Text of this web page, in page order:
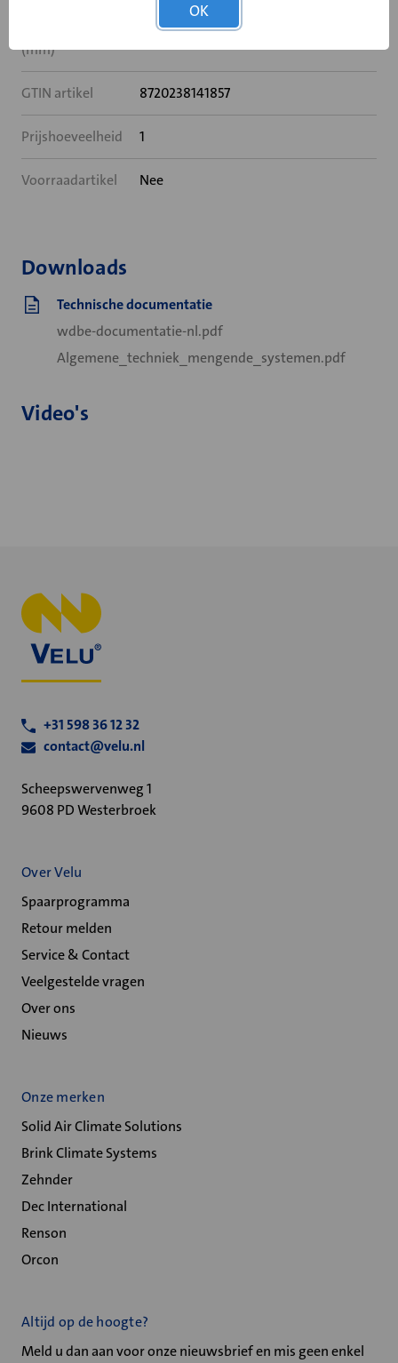
(mm)
GTIN artikel 8720238141857
Prijshoeveelheid 1
Voorraadartikel Nee
Downloads
Technische documentatie
wdbe-documentatie-nl.pdf
Algemene_techniek_mengende_systemen.pdf
Video's
+31 598 36 12 32
contact@velu.nl
Scheepswervenweg 1
9608 PD Westerbroek
Over Velu
Spaarprogramma
Retour melden
Service & Contact
Veelgestelde vragen
Over ons
Nieuws
Onze merken
Solid Air Climate Solutions
Brink Climate Systems
Zehnder
Dec International
Renson
Orcon
Altijd op de hoogte?
Meld u dan aan voor onze nieuwsbrief en mis geen enkel
OK